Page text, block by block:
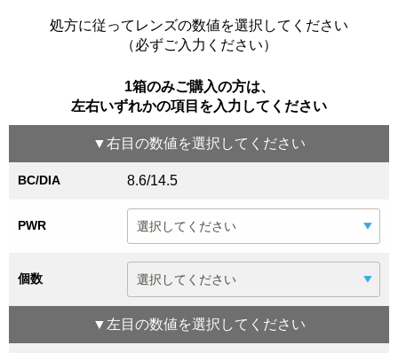
処方に従ってレンズの数値を選択してください
（必ずご入力ください）
1箱のみご購入の方は、
左右いずれかの項目を入力してください
▼右目 の数値を選択してください
BC/DIA 8.6/14.5
PWR
個数
▼左目 の数値を選択してください